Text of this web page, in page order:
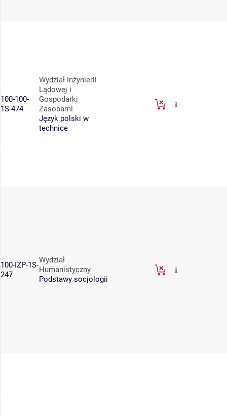
100-100-
1S-474
Wydział Inżynierii
Lądowej i
Gospodarki
Zasobami
Język polski w
technice
100-IZP-1S-
247
Wydział
Humanistyczny
Podstawy socjologii